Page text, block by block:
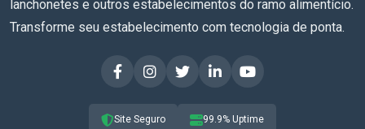
lanchonetes e outros estabelecimentos do ramo alimentício.
Transforme seu estabelecimento com tecnologia de ponta.
Site Seguro 99.9% Uptime